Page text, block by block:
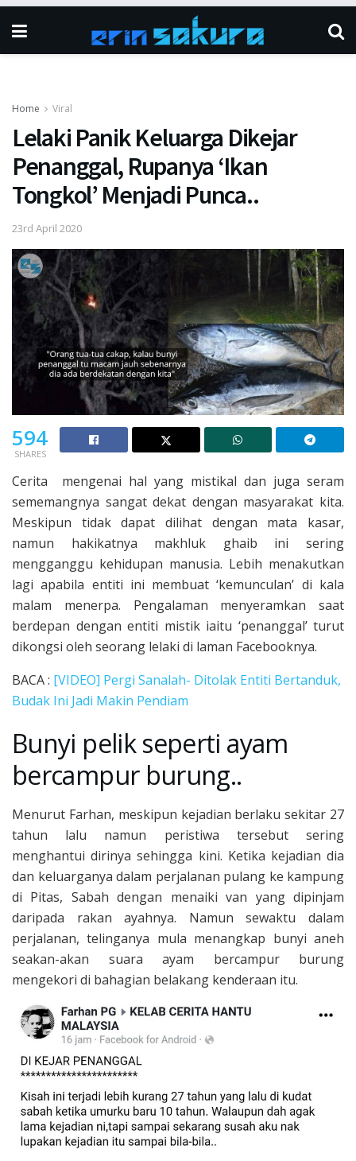
Home Viral
Lelaki Panik Keluarga Dikejar
Penanggal, Rupanya ‘Ikan
Tongkol’ Menjadi Punca..
23rd April 2020
594
SHARES
Cerita mengenai hal yang mistikal dan juga seram
sememangnya sangat dekat dengan masyarakat kita.
Meskipun tidak dapat dilihat dengan mata kasar,
namun hakikatnya makhluk ghaib ini sering
mengganggu kehidupan manusia. Lebih menakutkan
lagi apabila entiti ini membuat ‘kemunculan’ di kala
malam menerpa. Pengalaman menyeramkan saat
berdepan dengan entiti mistik iaitu ‘penanggal’ turut
dikongsi oleh seorang lelaki di laman Facebooknya.
BACA : [VIDEO] Pergi Sanalah- Ditolak Entiti Bertanduk,
Budak Ini Jadi Makin Pendiam
Bunyi pelik seperti ayam
bercampur burung..
Menurut Farhan, meskipun kejadian berlaku sekitar 27
tahun lalu namun peristiwa tersebut sering
menghantui dirinya sehingga kini. Ketika kejadian dia
dan keluarganya dalam perjalanan pulang ke kampung
di Pitas, Sabah dengan menaiki van yang dipinjam
daripada rakan ayahnya. Namun sewaktu dalam
perjalanan, telinganya mula menangkap bunyi aneh
seakan-akan suara ayam bercampur burung
mengekori di bahagian belakang kenderaan itu.